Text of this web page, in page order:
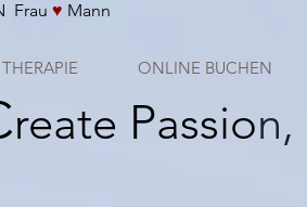
Frau ♥ Mann
THERAPIE ONLINE BUCHEN
reate Passion,